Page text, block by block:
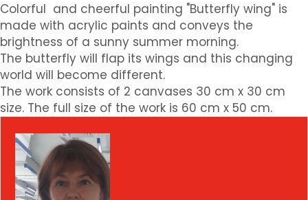
Colorful and cheerful painting "Butterfly wing" is
made with acrylic paints and conveys the
brightness of a sunny summer morning.
The butterfly will flap its wings and this changing
world will become different.
The work consists of 2 canvases 30 cm x 30 cm
size. The full size of the work is 60 cm x 50 cm.